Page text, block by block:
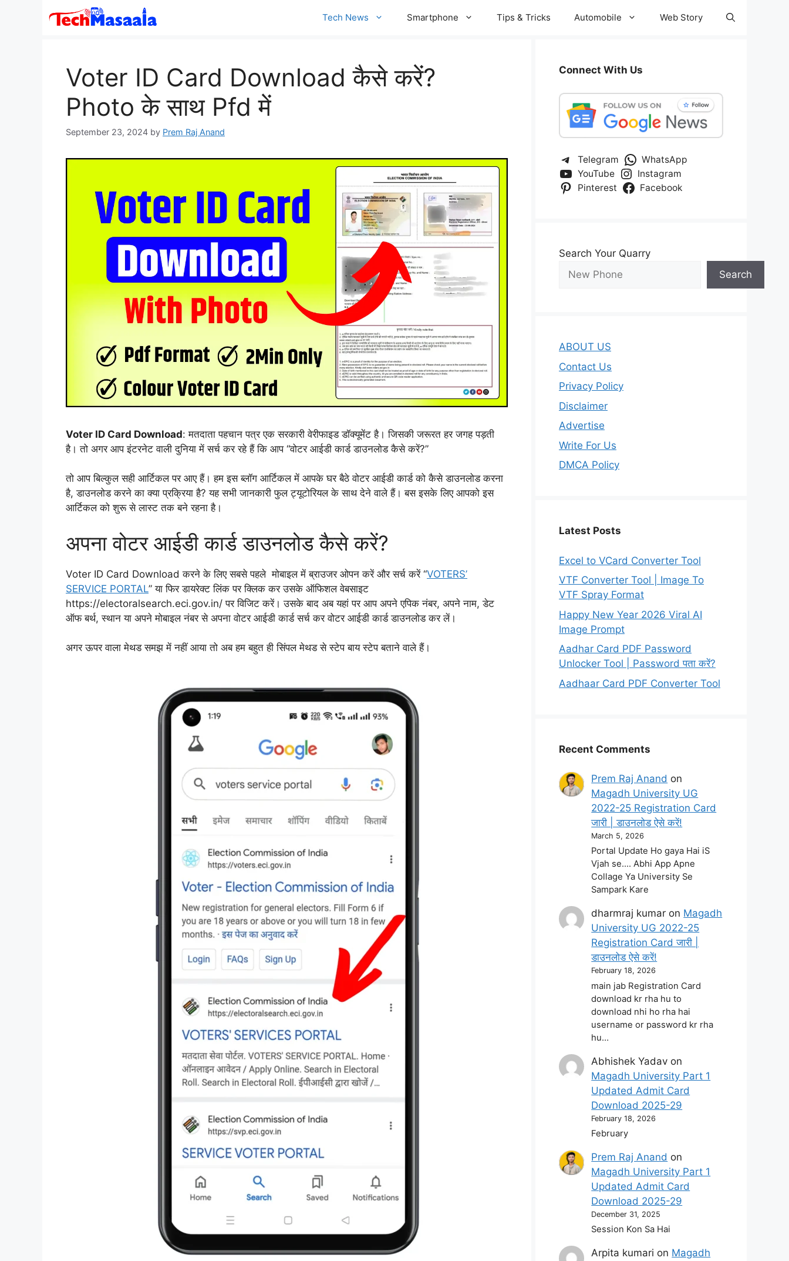
Tech News Smartphone Tips & Tricks Automobile Web Story
Voter ID Card Download कैसे करें?
Photo के साथ Pfd में
September 23, 2024 by Prem Raj Anand
Voter ID Card Download: मतदाता पहचान पत्र एक सरकारी वेरीफाइड डॉक्यूमेंट है। जिसकी जरूरत हर जगह पड़ती
है। तो अगर आप इंटरनेट वाली दुनिया में सर्च कर रहे हैं कि आप “वोटर आईडी कार्ड डाउनलोड कैसे करें?”
तो आप बिल्कुल सही आर्टिकल पर आए हैं। हम इस ब्लॉग आर्टिकल में आपके घर बैठे वोटर आईडी कार्ड को कैसे डाउनलोड करना
है, डाउनलोड करने का क्या प्रक्रिया है? यह सभी जानकारी फुल ट्यूटोरियल के साथ देने वाले हैं। बस इसके लिए आपको इस
आर्टिकल को शुरू से लास्ट तक बने रहना है।
अपना वोटर आईडी कार्ड डाउनलोड कैसे करें?
Voter ID Card Download करने के लिए सबसे पहले मोबाइल में ब्राउजर ओपन करें और सर्च करें “VOTERS’
SERVICE PORTAL” या फिर डायरेक्ट लिंक पर क्लिक कर उसके ऑफिशल वेबसाइट
https://electoralsearch.eci.gov.in/ पर विजिट करें। उसके बाद अब यहां पर आप अपने एपिक नंबर, अपने नाम, डेट
ऑफ बर्थ, स्थान या अपने मोबाइल नंबर से अपना वोटर आईडी कार्ड सर्च कर वोटर आईडी कार्ड डाउनलोड कर लें।
अगर ऊपर वाला मेथड समझ में नहीं आया तो अब हम बहुत ही सिंपल मेथड से स्टेप बाय स्टेप बताने वाले हैं।
Connect With Us
Telegram
WhatsApp
YouTube
Instagram
Pinterest
Facebook
Search Your Quarry
Search
ABOUT US
Contact Us
Privacy Policy
Disclaimer
Advertise
Write For Us
DMCA Policy
Latest Posts
Excel to VCard Converter Tool
VTF Converter Tool | Image To
VTF Spray Format
Happy New Year 2026 Viral AI
Image Prompt
Aadhar Card PDF Password
Unlocker Tool | Password पता करें?
Aadhaar Card PDF Converter Tool
Recent Comments
Prem Raj Anand on
Magadh University UG
2022-25 Registration Card
जारी | डाउनलोड ऐसे करें!
March 5, 2026
Portal Update Ho gaya Hai iS
Vjah se.... Abhi App Apne
Collage Ya University Se
Sampark Kare
dharmraj kumar on Magadh
University UG 2022-25
Registration Card जारी |
डाउनलोड ऐसे करें!
February 18, 2026
main jab Registration Card
download kr rha hu to
download nhi ho rha hai
username or password kr rha
hu…
Abhishek Yadav on
Magadh University Part 1
Updated Admit Card
Download 2025-29
February 18, 2026
February
Prem Raj Anand on
Magadh University Part 1
Updated Admit Card
Download 2025-29
December 31, 2025
Session Kon Sa Hai
Arpita kumari on Magadh